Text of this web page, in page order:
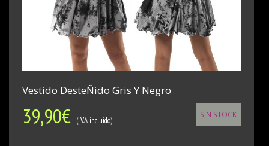
Vestido DesteÑido Gris Y Negro
39,90€ (I.V.A. incluido)
SIN STOCK